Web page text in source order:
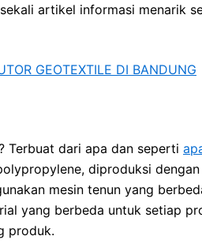
artikel informasi menarik
GEOTEXTILE DI BANDUNG
Terbuat dari apa dan seperti
diproduksi
mesin tenun yang
yang berbeda untuk setiap
produk.